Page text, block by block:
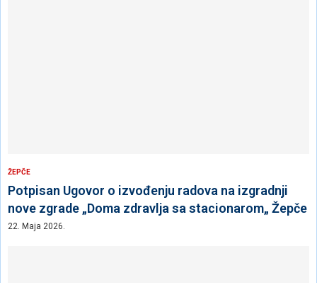
ŽEPČE
Potpisan Ugovor o izvođenju radova na izgradnji
nove zgrade „Doma zdravlja sa stacionarom„ Žepče
22. Maja 2026.